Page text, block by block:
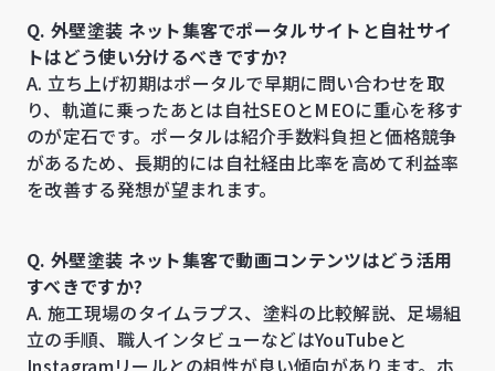
Q. 外壁塗装 ネット集客でポータルサイトと自社サイ
トはどう使い分けるべきですか?
A. 立ち上げ初期はポータルで早期に問い合わせを取
り、軌道に乗ったあとは自社SEOとMEOに重心を移す
のが定石です。ポータルは紹介手数料負担と価格競争
があるため、長期的には自社経由比率を高めて利益率
を改善する発想が望まれます。
Q. 外壁塗装 ネット集客で動画コンテンツはどう活用
すべきですか?
A. 施工現場のタイムラプス、塗料の比較解説、足場組
立の手順、職人インタビューなどはYouTubeと
Instagramリールとの相性が良い傾向があります。ホ